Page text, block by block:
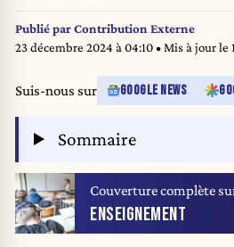
other documents during a press conference
in Jerusalem on March 19, 2012. The Israeli Hebrew University is
launching a project to digitalis all archived
PHOTO/MENAHEM KAHANA (Photo by
Publié parContribution Externe
23 décembre 2024 à 04:10• Mis à jour le
Suis-nous sur GOOGLE NEWS
Sommaire
Couverture complète
ENSEIGNEMENT